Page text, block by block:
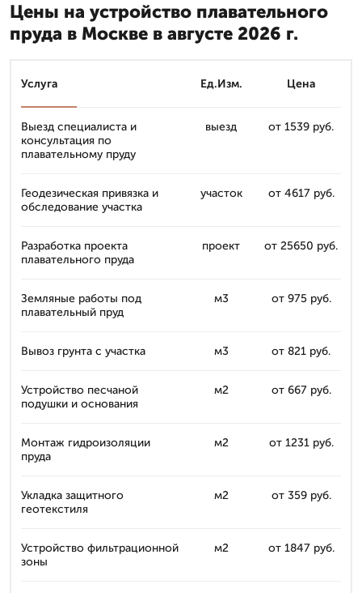
Цены на устройство плавательного
пруда в Москве в августе 2026 г.
Услуга Ед.Изм. Цена
Выезд специалиста и
консультация по
плавательному пруду
выезд от 1539 руб.
Геодезическая привязка и
обследование участка
участок от 4617 руб.
Разработка проекта
плавательного пруда
проект от 25650 руб.
Земляные работы под
плавательный пруд
м3 от 975 руб.
Вывоз грунта с участка м3 от 821 руб.
Устройство песчаной
подушки и основания
м2 от 667 руб.
Монтаж гидроизоляции
пруда
м2 от 1231 руб.
Укладка защитного
геотекстиля
м2 от 359 руб.
Устройство фильтрационной
зоны
м2 от 1847 руб.